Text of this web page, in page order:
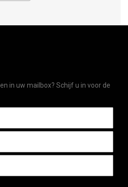
in uw mailbox? Schijf u in voor de